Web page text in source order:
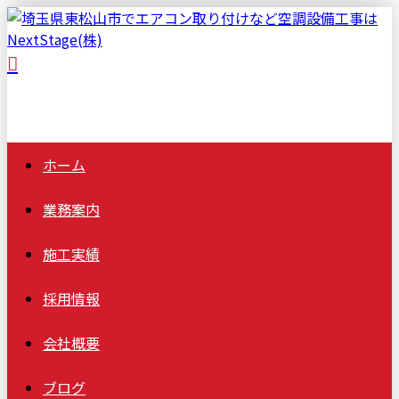
ホーム
業務案内
施工実績
採用情報
会社概要
ブログ